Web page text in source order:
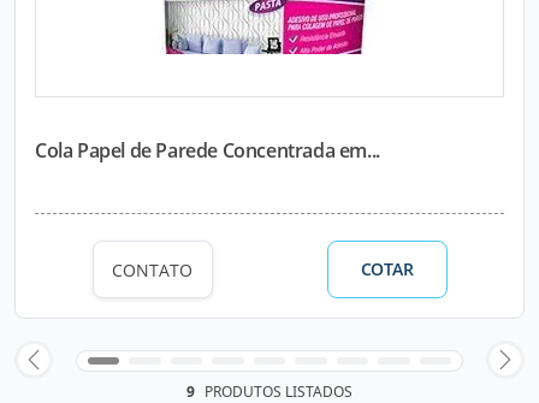
Cola Papel de Parede Concentrada em...
CONTATO COTAR
9 PRODUTOS LISTADOS